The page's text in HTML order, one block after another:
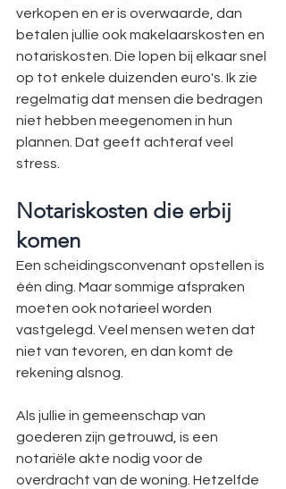
verkopen en er is overwaarde, dan
betalen jullie ook makelaarskosten en
notariskosten. Die lopen bij elkaar snel
op tot enkele duizenden euro's. Ik zie
regelmatig dat mensen die bedragen
niet hebben meegenomen in hun
plannen. Dat geeft achteraf veel
stress.
Notariskosten die erbij
komen
Een scheidingsconvenant opstellen is
één ding. Maar sommige afspraken
moeten ook notarieel worden
vastgelegd. Veel mensen weten dat
niet van tevoren, en dan komt de
rekening alsnog.
Als jullie in gemeenschap van
goederen zijn getrouwd, is een
notariële akte nodig voor de
overdracht van de woning. Hetzelfde